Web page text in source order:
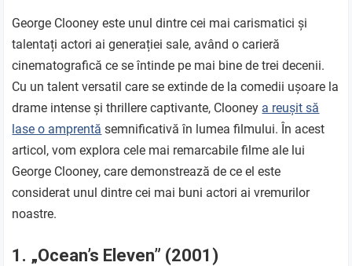
George Clooney este unul dintre cei mai carismatici și
talentați actori ai generației sale, având o carieră
cinematografică ce se întinde pe mai bine de trei decenii.
Cu un talent versatil care se extinde de la comedii ușoare la
drame intense și thrillere captivante, Clooney a reușit să
lase o amprentă semnificativă în lumea filmului. În acest
articol, vom explora cele mai remarcabile filme ale lui
George Clooney, care demonstrează de ce el este
considerat unul dintre cei mai buni actori ai vremurilor
noastre.
1. „Ocean’s Eleven” (2001)